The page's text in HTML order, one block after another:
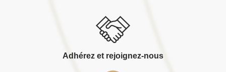
Adhérez et rejoignez-nous